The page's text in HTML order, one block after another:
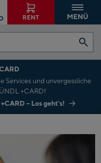
RENT MENÜ
Services und unvergessliche
+CARD!
– Los geht's!